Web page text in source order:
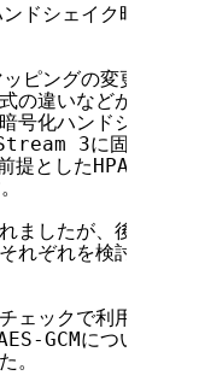
ドシェイク時の損
ピングの変更、
の違いなどが説明
号化ハンドシェイ
3に固定する
提としたHPACKか
ましたが、後述す
れぞれを検討する
ェックで利用する
GCMについて議
。